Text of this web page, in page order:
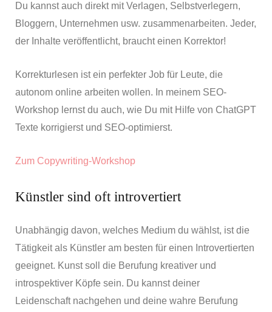
Du kannst auch direkt mit Verlagen, Selbstverlegern,
Bloggern, Unternehmen usw. zusammenarbeiten. Jeder,
der Inhalte veröffentlicht, braucht einen Korrektor!
Korrekturlesen ist ein perfekter Job für Leute, die
autonom online arbeiten wollen. In meinem SEO-
Workshop lernst du auch, wie Du mit Hilfe von ChatGPT
Texte korrigierst und SEO-optimierst.
Zum Copywriting-Workshop
Künstler sind oft introvertiert
Unabhängig davon, welches Medium du wählst, ist die
Tätigkeit als Künstler am besten für einen Introvertierten
geeignet. Kunst soll die Berufung kreativer und
introspektiver Köpfe sein. Du kannst deiner
Leidenschaft nachgehen und deine wahre Berufung